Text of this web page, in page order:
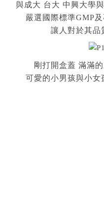
與成大 台大 中興大學
嚴選國際標準GMP
讓人對於其品
剛打開盒蓋 滿滿
可愛的小男孩與小女